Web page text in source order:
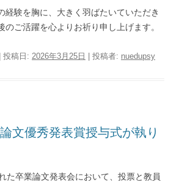
経験を胸に、大きく羽ばたいていただき
のご活躍を心よりお祈り申し上げます。
| 投稿日: 2026年3月25日 投稿者: nuedupsy
文優秀発表賞授与式が執り
た卒業論文発表会において、投票と教員